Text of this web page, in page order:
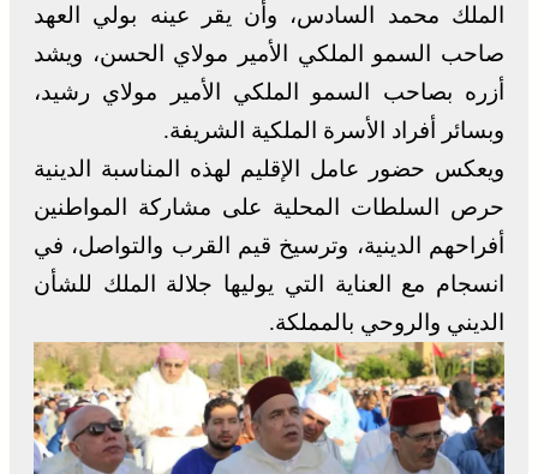
الملك محمد السادس، وأن يقر عينه بولي العهد
صاحب السمو الملكي الأمير مولاي الحسن، ويشد
أزره بصاحب السمو الملكي الأمير مولاي رشيد،
وبسائر أفراد الأسرة الملكية الشريفة.
ويعكس حضور عامل الإقليم لهذه المناسبة الدينية
حرص السلطات المحلية على مشاركة المواطنين
أفراحهم الدينية، وترسيخ قيم القرب والتواصل، في
انسجام مع العناية التي يوليها جلالة الملك للشأن
الديني والروحي بالمملكة.